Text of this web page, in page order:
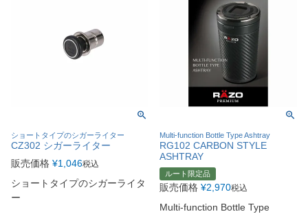
ショートタイプのシガーライター
CZ302 シガーライター
販売価格 ¥1,046税込
ショートタイプのシガーライタ
ー
Multi-function Bottle Type Ashtray
RG102 CARBON STYLE
ASHTRAY
ルート限定品
販売価格 ¥2,970税込
Multi-function Bottle Type